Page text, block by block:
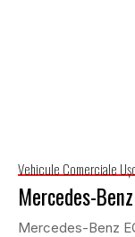
Vehicule Comerciale
Mercedes-
Mercedes-Benz